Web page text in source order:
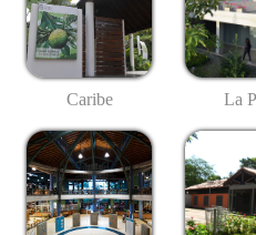
Caribe La